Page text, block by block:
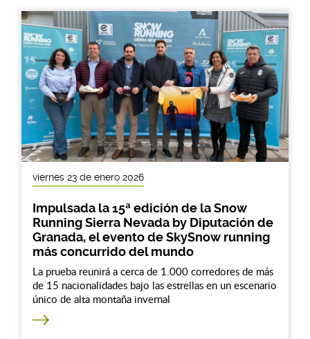
viernes 23 de enero 2026
Impulsada la 15ª edición de la Snow
Running Sierra Nevada by Diputación de
Granada, el evento de SkySnow running
más concurrido del mundo
La prueba reunirá a cerca de 1.000 corredores de más
de 15 nacionalidades bajo las estrellas en un escenario
único de alta montaña invernal